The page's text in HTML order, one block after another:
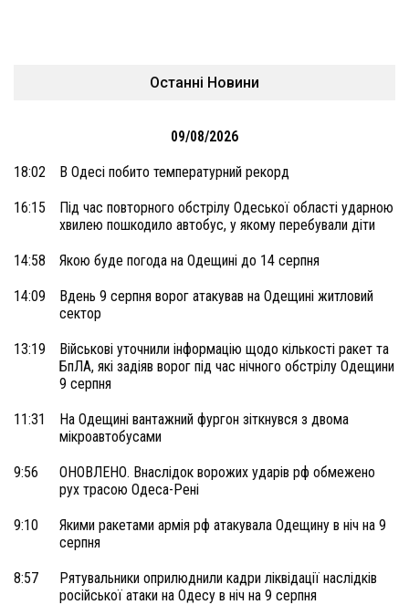
Останні Новини
09/08/2026
18:02 В Одесі побито температурний рекорд
16:15
Під час повторного обстрілу Одеської області ударною
хвилею пошкодило автобус, у якому перебували діти
14:58 Якою буде погода на Одещині до 14 серпня
14:09
Вдень 9 серпня ворог атакував на Одещині житловий
сектор
13:19
Військові уточнили інформацію щодо кількості ракет та
БпЛА, які задіяв ворог під час нічного обстрілу Одещини
9 серпня
11:31
На Одещині вантажний фургон зіткнувся з двома
мікроавтобусами
9:56
ОНОВЛЕНО. Внаслідок ворожих ударів рф обмежено
рух трасою Одеса-Рені
9:10
Якими ракетами армія рф атакувала Одещину в ніч на 9
серпня
8:57
Рятувальники оприлюднили кадри ліквідації наслідків
російської атаки на Одесу в ніч на 9 серпня